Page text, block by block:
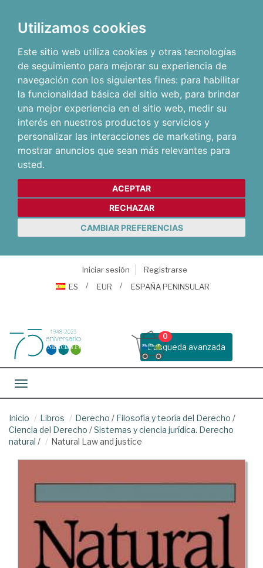
Utilizamos cookies
Este sitio web utiliza cookies y otras tecnologías
de seguimiento para mejorar su experiencia de
navegación con los siguientes fines: para habilitar
la funcionalidad básica del sitio web, para brindar
una mejor experiencia en el sitio web, medir su
interés en nuestros productos y servicios y
personalizar las interacciones de marketing, para
mostrar anuncios que sean más relevantes para
usted.
ACEPTAR
RECHAZAR
CAMBIAR PREFERENCIAS
Iniciar sesión
Registrarse
ES
EUR ESPAÑA PENINSULAR
Busqueda avanzada
0
Toggle navigation
Inicio Libros Derecho / Filosofía y teoría del Derecho /
Ciencia del Derecho /Sistemas y ciencia jurídica. Derecho
natural / Natural Law and justice